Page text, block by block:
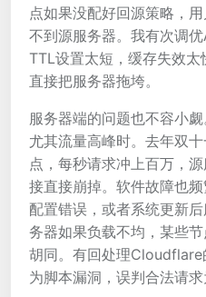
点如果没配好回源策略，
不到源服务器。我有次调
TTL设置太短，缓存失效太
直接把服务器拖垮。
服务器端的问题也不容小
尤其流量高峰时。去年双
点，每秒请求冲上百万，
接直接崩掉。软件故障也
配置错误，或者系统更新
务器如果负载不均，某些
胡同。有回处理Cloudflare
为脚本漏洞，误判合法请